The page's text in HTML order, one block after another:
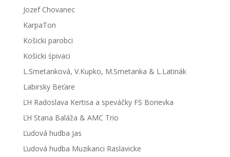
Jozef Chovanec
KarpaTon
Košicki parobci
Košicki śpivaci
L.Smetanková, V.Kupko, M.Smetanka & L.Latinák
Labirsky Beťare
ĽH Radoslava Kertisa a speváčky FS Borievka
ĽH Stana Baláža & AMC Trio
Ľudová hudba Jas
Ľudová hudba Muzikanci Raslavicke